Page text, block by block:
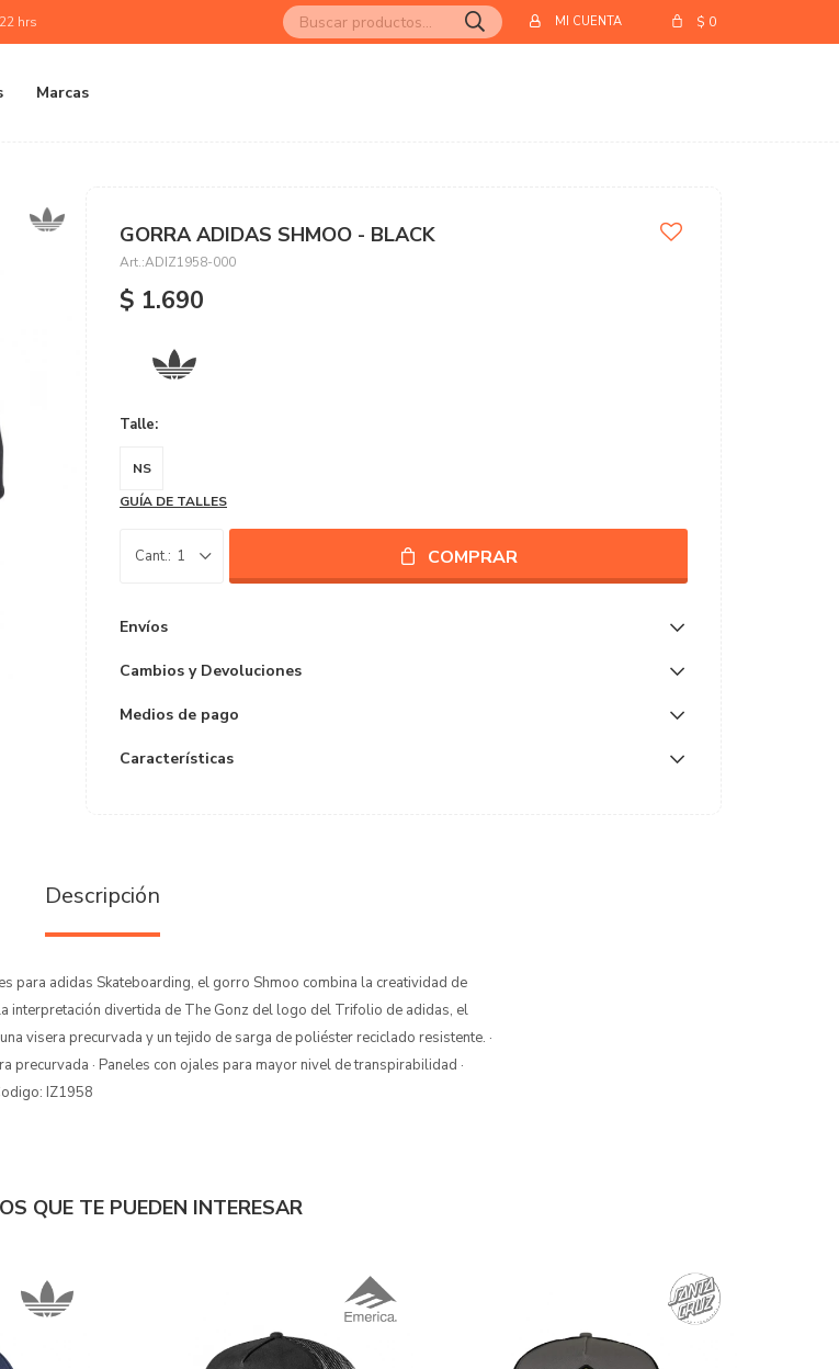
Marcas
$ 0
hrs
GORRA ADIDAS SHMOO - BLACK
ADIZ1958-000
$ 1.690
Talle:
NS
GUÍA DE TALLES
1 COMPRAR
Envíos
Cambios y Devoluciones
Medios de pago
Características
Descripción
para adidas Skateboarding, el gorro Shmoo combina la creatividad de
interpretación divertida de The Gonz del logo del Trifolio de adidas, el
visera precurvada y un tejido de sarga de poliéster reciclado resistente. ·
precurvada · Paneles con ojales para mayor nivel de transpirabilidad ·
IZ1958
QUE TE PUEDEN INTERESAR